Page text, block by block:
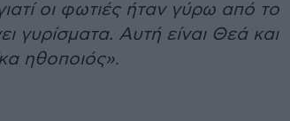
οι φωτιές ήταν γύρω από το
γυρίσματα. Αυτή είναι Θεά και
ηθοποιός».